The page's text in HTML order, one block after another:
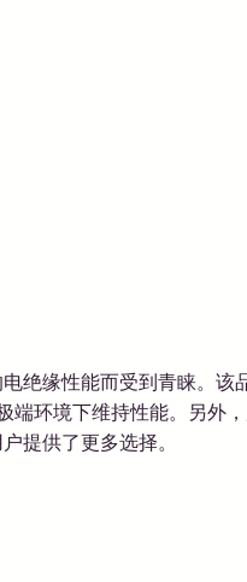
绝缘性能而受到青睐。该
环境下维持性能。另外
提供了更多选择。